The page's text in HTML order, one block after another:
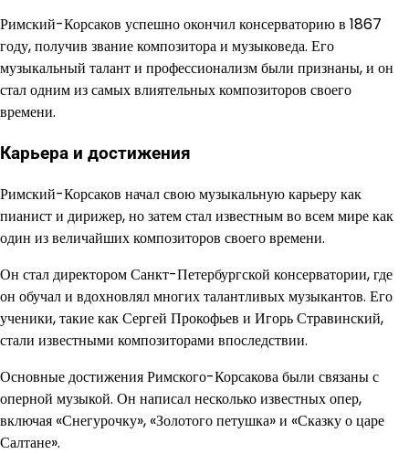
Римский-Корсаков успешно окончил консерваторию в 1867
году, получив звание композитора и музыковеда. Его
музыкальный талант и профессионализм были признаны, и он
стал одним из самых влиятельных композиторов своего
времени.
Карьера и достижения
Римский-Корсаков начал свою музыкальную карьеру как
пианист и дирижер, но затем стал известным во всем мире как
один из величайших композиторов своего времени.
Он стал директором Санкт-Петербургской консерватории, где
он обучал и вдохновлял многих талантливых музыкантов. Его
ученики, такие как Сергей Прокофьев и Игорь Стравинский,
стали известными композиторами впоследствии.
Основные достижения Римского-Корсакова были связаны с
оперной музыкой. Он написал несколько известных опер,
включая «Снегурочку», «Золотого петушка» и «Сказку о царе
Салтане».